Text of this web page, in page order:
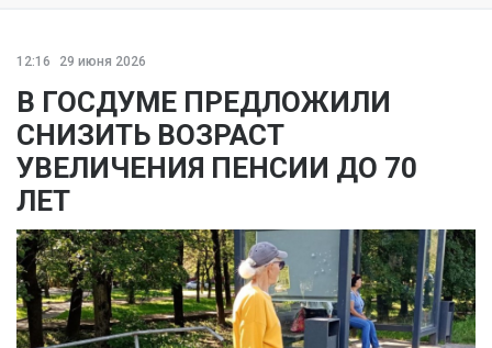
12:16 29 июня 2026
В ГОСДУМЕ ПРЕДЛОЖИЛИ
СНИЗИТЬ ВОЗРАСТ
УВЕЛИЧЕНИЯ ПЕНСИИ ДО 70
ЛЕТ